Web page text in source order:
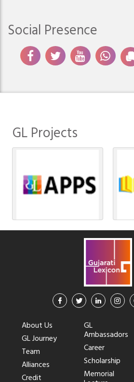
Social Presence
GL Projects
About Us
GL Journey
Team
Alliances
Credit
GL
Ambassadors
Career
Scholarship
Memorial